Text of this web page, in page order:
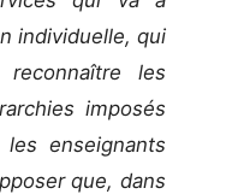
individuelle, qui
les
imposés
enseignants
que, dans